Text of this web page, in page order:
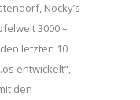
Nocky’s
3000 –
letzten 10
entwickelt“,
den